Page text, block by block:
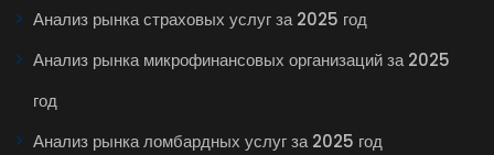
Анализ рынка страховых услуг за 2025 год
Анализ рынка микрофинансовых организаций за 2025
год
Анализ рынка ломбардных услуг за 2025 год